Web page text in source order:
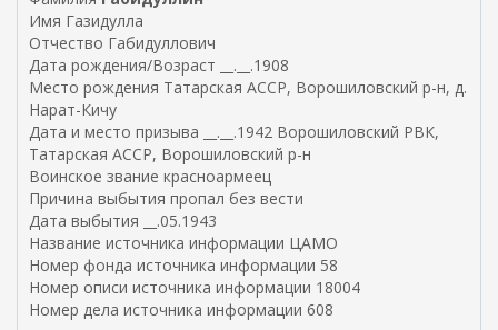
к
)
я
Имя Газидулла
Отчество Габидуллович
Дата рождения/Возраст __.__.1908
Место рождения Татарская АССР, Ворошиловский р-н, д.
Нарат-Кичу
Дата и место призыва __.__.1942 Ворошиловский РВК,
Татарская АССР, Ворошиловский р-н
Воинское звание красноармеец
Причина выбытия пропал без вести
Дата выбытия __.05.1943
Название источника информации ЦАМО
Номер фонда источника информации 58
Номер описи источника информации 18004
Номер дела источника информации 608